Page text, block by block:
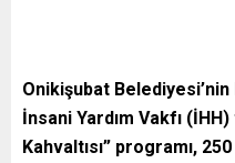
Onikişubat
İnsani Yardım Vakfı
Kahvaltısı” programı,